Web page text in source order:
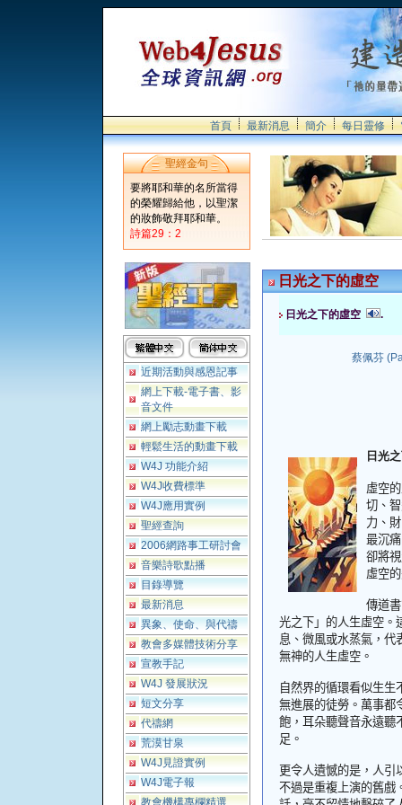
首頁 最新消息 簡介 每日靈修
聖經金句
要將耶和華的名所當得
的榮耀歸給他，以聖潔
的妝飾敬拜耶和華。
詩篇29：2
近期活動與感恩記事
網上下載-電子書、影
音文件
網上勵志動畫下載
輕鬆生活的動畫下載
W4J 功能介紹
W4J收費標準
W4J應用實例
聖經查詢
2006網路事工研討會
音樂詩歌點播
目錄導覽
最新消息
異象、使命、與代禱
教會多媒體技術分享
宣教手記
W4J 發展狀況
短文分享
代禱網
荒漠甘泉
W4J見證實例
W4J電子報
教會機構專欄精選
日光之下的虛空
日光之下的虛空 .
蔡佩芬
日光
虛空
切、
力、
最沉
卻將
虛空
傳道
光之下」的人生虛空。
息、微風或水蒸氣，代
無神的人生虛空。
自然界的循環看似生生
無進展的徒勞。萬事都
飽，耳朵聽聲音永遠聽
足。
更令人遺憾的是，人引
不過是重複上演的舊戲